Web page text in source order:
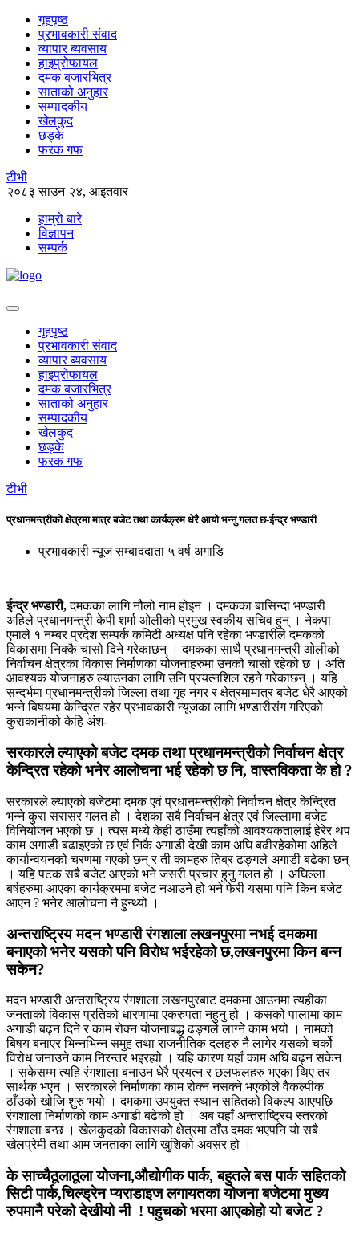
गृहपृष्ठ
प्रभावकारी संवाद
व्यापार ब्यवसाय
हाइप्रोफायल
दमक बजारभित्र
साताको अनुहार
सम्पादकीय
खेलकुद
छड्के
फरक गफ
टीभी
२०८३ साउन २४, आइतवार
हाम्रो बारे
विज्ञापन
सम्पर्क
गृहपृष्ठ
प्रभावकारी संवाद
व्यापार ब्यवसाय
हाइप्रोफायल
दमक बजारभित्र
साताको अनुहार
सम्पादकीय
खेलकुद
छड्के
फरक गफ
टीभी
प्रधानमन्त्रीको क्षेत्रमा मात्र बजेट तथा कार्यक्रम धेरै आयो भन्नु गलत छ-ईन्द्र भण्डारी
प्रभावकारी न्यूज सम्बाददाता ५ वर्ष अगाडि
ईन्द्र भण्डारी,दमकका लागि नौलो नाम होइन । दमकका बासिन्दा भण्डारी
अहिले प्रधानमन्त्री केपी शर्मा ओलीको प्रमुख स्वकीय सचिव हुन् । नेकपा
एमाले १ नम्बर प्रदेश सम्पर्क कमिटी अध्यक्ष पनि रहेका भण्डारीले दमकको
विकासमा निक्कै चासो दिने गरेकाछन् । दमकका साथै प्रधानमन्त्री ओलीको
निर्वाचन क्षेत्रका विकास निर्माणका योजनाहरुमा उनको चासो रहेको छ । अति
आवश्यक योजनाहरु ल्याउनका लागि उनि प्रयत्नशिल रहने गरेकाछन् । यहि
सन्दर्भमा प्रधानमन्त्रीको जिल्ला तथा गृह नगर र क्षेत्रमामात्र बजेट धेरै आएको
भन्ने बिषयमा केन्द्रित रहेर प्रभावकारी न्यूजका लागि भण्डारीसंग गरिएको
कुराकानीको केहि अंश-
सरकारले ल्याएको बजेट दमक तथा प्रधानमन्त्रीको निर्वाचन क्षेत्र
केन्द्रित रहेको भनेर आलोचना भई रहेको छ नि, वास्तविकता के हो ?
सरकारले ल्याएको बजेटमा दमक एवं प्रधानमन्त्रीको निर्वाचन क्षेत्र केन्द्रित
भन्ने कुरा सरासर गलत हो । देशका सबै निर्वाचन क्षेत्र एवं जिल्लामा बजेट
विनियोजन भएको छ । त्यस मध्ये केही ठाउँमा त्यहाँको आवश्यकतालाई हेरेर थप
काम अगाडी बढाइएको छ एवं निकै अगाडी देखी काम अघि बढीरहेकोमा अहिले
कार्यान्वयनको चरणमा गएको छन् र ती कामहरु तिब्र ढङ्गले अगाडी बढेका छन्
। यहि पटक सबै बजेट आएको भने जसरी प्रचार हुनु गलत हो । अघिल्ला
बर्षहरुमा आएका कार्यक्रममा बजेट नआउने हो भने फेरी यसमा पनि किन बजेट
आएन ? भनेर आलोचना नै हुन्थ्यो ।
अन्तराष्ट्रिय मदन भण्डारी रंगशाला लखनपुरमा नभई दमकमा
बनाएको भनेर यसको पनि विरोध भईरहेको छ,लखनपुरमा किन बन्न
सकेन?
मदन भण्डारी अन्तराष्ट्रिय रंगशाला लखनपुरबाट दमकमा आउनमा त्यहीका
जनताको विकास प्रतिको धारणामा एकरुपता नहुनु हो । कसको पालामा काम
अगाडी बढ्न दिने र काम रोक्न योजनाबद्ध ढङ्गले लाग्ने काम भयो । नामको
बिषय बनाएर भिन्नभिन्न समुह तथा राजनीतिक दलहरु नै लागेर यसको चर्को
विरोध जनाउने काम निरन्तर भइरह्यो । यहि कारण यहाँ काम अघि बढ्न सकेन
। सकेसम्म त्यहि रंगशाला बनाउन धेरै प्रयत्न र छलफलहरु भएका थिए तर
सार्थक भएन । सरकारले निर्माणका काम रोक्न नसक्ने भएकोले वैकल्पीक
ठाँउको खोजि शुरु भयो । दमकमा उपयुक्त स्थान सहितको विकल्प आएपछि
रंगशाला निर्माणको काम अगाडी बढेको हो । अब यहाँ अन्तराष्ट्रिय स्तरको
रंगशाला बन्छ । खेलकुदको विकासको क्षेत्रमा ठाँउ दमक भएपनि यो सबै
खेलप्रेमी तथा आम जनताका लागि खुशिको अवसर हो ।
के साच्चैठूलाठूला योजना,औद्योगीक पार्क, बहुतले बस पार्क सहितको
सिटी पार्क,चिल्ड्रेन प्यराडाइज लगायतका योजना बजेटमा मुख्य
रुपमानै परेको देखीयो नी ! पहुचको भरमा आएकोहो यो बजेट ?